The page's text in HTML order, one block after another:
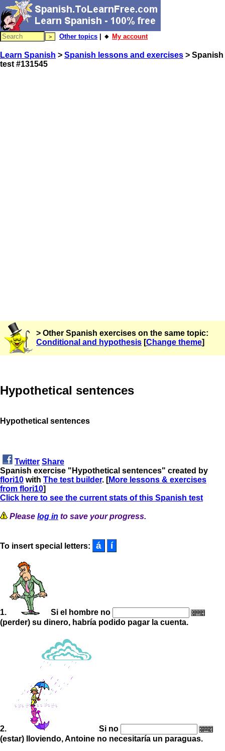
Other topics | 🔸 My account
Learn Spanish > Spanish lessons and exercises > Spanish
test #131545
> Other Spanish exercises on the same topic:
Conditional and hypothesis [Change theme]
Hypothetical sentences
Hypothetical sentences
Twitter Share
Spanish exercise "Hypothetical sentences" created by
flori10 with The test builder. [More lessons & exercises
from flori10]
Click here to see the current stats of this Spanish test
Please log in to save your progress.
To insert special letters:
1.
Si el hombre no
(perder) su dinero, habría podido pagar la cuenta.
2.
Si no
(estar) lloviendo, Antoine no necesitaría un paraguas.